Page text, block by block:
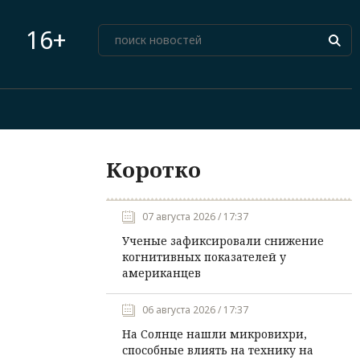
16+
Коротко
07 августа 2026 / 17:37
Ученые зафиксировали снижение
когнитивных показателей у
американцев
06 августа 2026 / 17:37
На Солнце нашли микровихри,
способные влиять на технику на